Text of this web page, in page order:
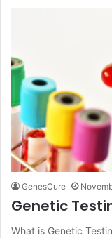
GenesCure
Genetic
What is Genetic